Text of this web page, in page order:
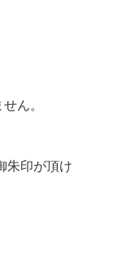
ん。
朱印が頂け